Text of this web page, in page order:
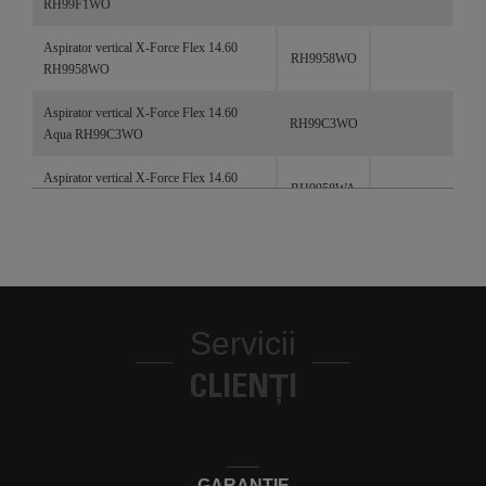
RH99F1WO
Aspirator vertical X-Force Flex 14.60
RH9958WO
RH9958WO
Aspirator vertical X-Force Flex 14.60
Aqua RH99C3WO
RH99C3WO
Aspirator vertical X-Force Flex 14.60
RH9958WA
Aspirator vertical fara fir X-Force Flex
Servicii
CLIENȚI